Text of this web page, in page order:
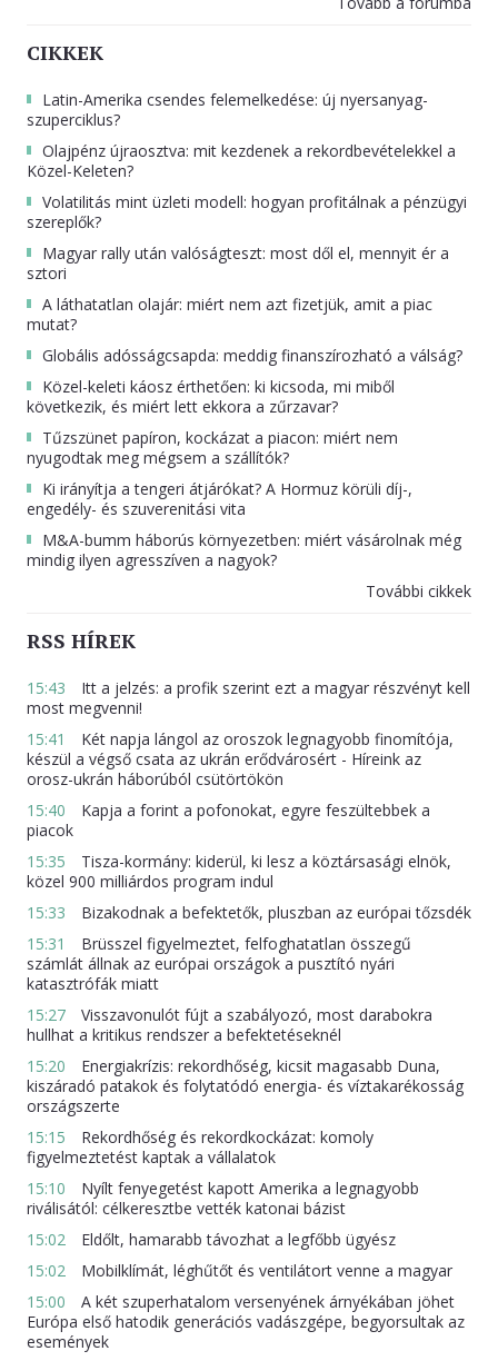
CIKKEK
Latin-Amerika csendes felemelkedése: új nyersanyag-
szuperciklus?
Olajpénz újraosztva: mit kezdenek a rekordbevételekkel a
Közel-Keleten?
Volatilitás mint üzleti modell: hogyan profitálnak a pénzügyi
szereplők?
Magyar rally után valóságteszt: most dől el, mennyit ér a
sztori
A láthatatlan olajár: miért nem azt fizetjük, amit a piac
mutat?
Globális adósságcsapda: meddig finanszírozható a válság?
Közel-keleti káosz érthetően: ki kicsoda, mi miből
következik, és miért lett ekkora a zűrzavar?
Tűzszünet papíron, kockázat a piacon: miért nem
nyugodtak meg mégsem a szállítók?
Ki irányítja a tengeri átjárókat? A Hormuz körüli díj-,
engedély- és szuverenitási vita
M&A-bumm háborús környezetben: miért vásárolnak még
mindig ilyen agresszíven a nagyok?
További cikkek
RSS HÍREK
15:43
Itt a jelzés: a profik szerint ezt a magyar részvényt kell
most megvenni!
15:41
Két napja lángol az oroszok legnagyobb finomítója,
készül a végső csata az ukrán erődvárosért - Híreink az
orosz-ukrán háborúból csütörtökön
15:40
Kapja a forint a pofonokat, egyre feszültebbek a
piacok
15:35
Tisza-kormány: kiderül, ki lesz a köztársasági elnök,
közel 900 milliárdos program indul
15:33
Bizakodnak a befektetők, pluszban az európai tőzsdék
15:31
Brüsszel figyelmeztet, felfoghatatlan összegű
számlát állnak az európai országok a pusztító nyári
katasztrófák miatt
15:27
Visszavonulót fújt a szabályozó, most darabokra
hullhat a kritikus rendszer a befektetéseknél
15:20
Energiakrízis: rekordhőség, kicsit magasabb Duna,
kiszáradó patakok és folytatódó energia- és víztakarékosság
országszerte
15:15
Rekordhőség és rekordkockázat: komoly
figyelmeztetést kaptak a vállalatok
15:10
Nyílt fenyegetést kapott Amerika a legnagyobb
riválisától: célkeresztbe vették katonai bázist
15:02
Eldőlt, hamarabb távozhat a legfőbb ügyész
15:02
Mobilklímát, léghűtőt és ventilátort venne a magyar
15:00
A két szuperhatalom versenyének árnyékában jöhet
Európa első hatodik generációs vadászgépe, begyorsultak az
események